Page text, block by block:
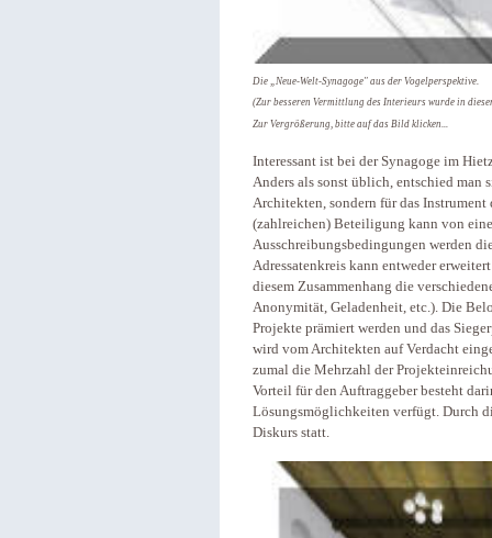
Die „Neue-Welt-Synagoge" aus der Vogelperspektive.
(Zur besseren Vermittlung des Interieurs wurde in
Zur Vergrößerung, bitte auf das Bild klicken...
Interessant ist bei der Synagoge im
Anders als sonst üblich, entschied
Architekten, sondern für das
(zahlreichen) Beteiligung kann von
Ausschreibungsbedingungen werden
Adressatenkreis kann entweder
diesem Zusammenhang die
Anonymität, Geladenheit, etc.). Die
Projekte prämiert werden und das
wird vom Architekten auf Verdacht
zumal die Mehrzahl der
Vorteil für den Auftraggeber besteht
Lösungsmöglichkeiten verfügt. Durch
Diskurs statt.